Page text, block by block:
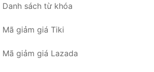
Danh sách từ khóa
Mã giảm giá Tiki
Mã giảm giá Lazada